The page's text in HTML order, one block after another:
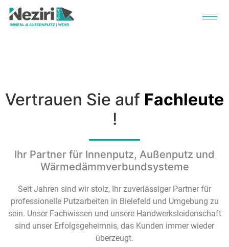
Vertrauen Sie auf Fachleute
!
Ihr Partner für Innenputz, Außenputz und
Wärmedämmverbundsysteme
Seit Jahren sind wir stolz, Ihr zuverlässiger Partner für
professionelle Putzarbeiten in Bielefeld und Umgebung zu
sein. Unser Fachwissen und unsere Handwerksleidenschaft
sind unser Erfolgsgeheimnis, das Kunden immer wieder
überzeugt.